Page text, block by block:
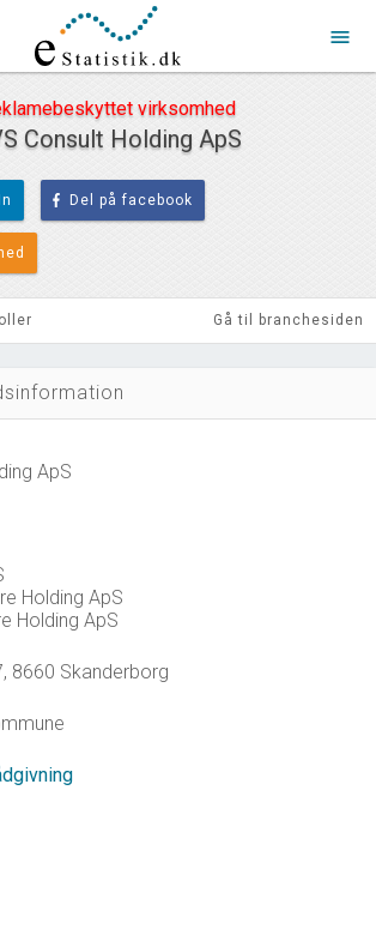
menu
virksomhed
Consult Holding ApS
Del på facebook
Gå til branchesiden
ApS
Holding ApS
Holding ApS
8660 Skanderborg